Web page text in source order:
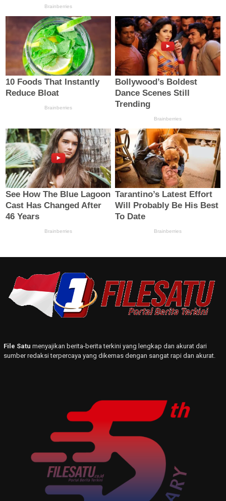
File Satu menyajikan berita-berita terkini yang lengkap dan akurat dari
sumber redaksi terpercaya yang dikemas dengan sangat rapi dan akurat.